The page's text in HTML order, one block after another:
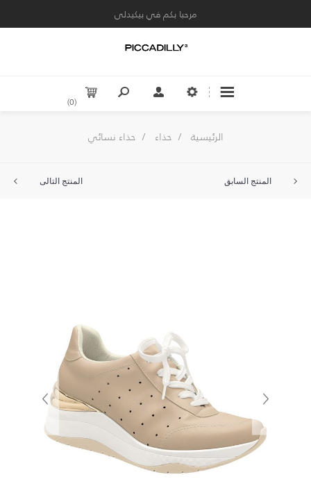
مرحبا بكم في بيكيدلى
(0)
الرئيسية / حذاء / حذاء نسائي
المنتج السابق المنتج التالى